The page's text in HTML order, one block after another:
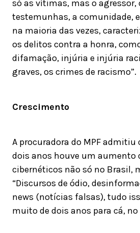
só as vítimas, mas o
testemunhas, a comunidade,
na maioria das vezes,
os delitos contra a honra,
difamação, injúria e injúria
graves, os crimes de racismo”.
Crescimento
A procuradora do MPF
dois anos houve um aumento
cibernéticos não só no Brasil,
“Discursos de ódio,
news (notícias falsas), tudo
muito de dois anos para cá,